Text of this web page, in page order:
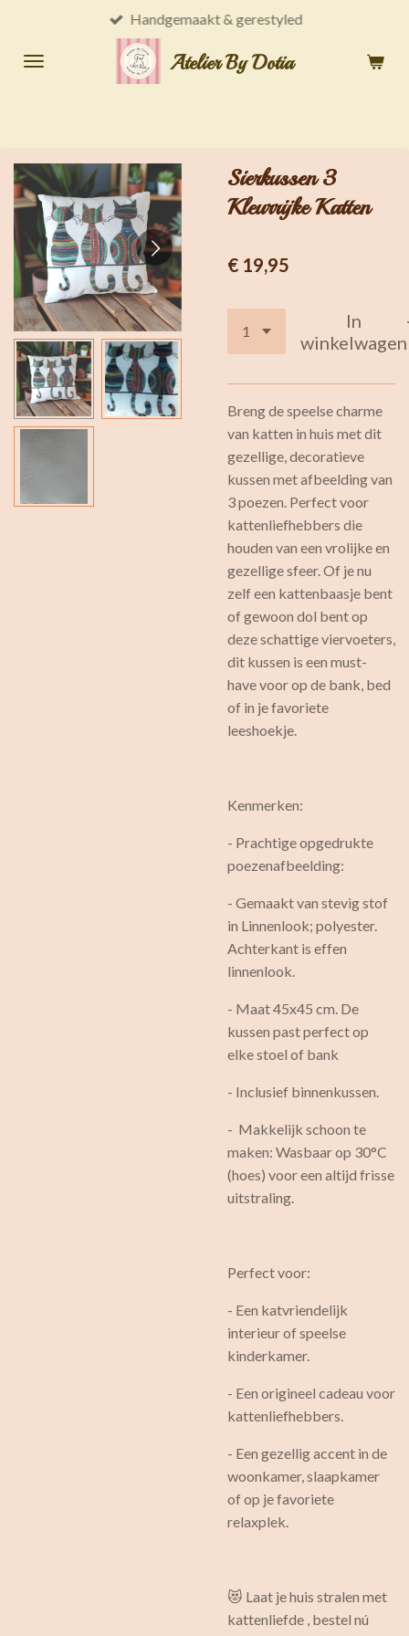
naar
Atelier By Dotia
Handgemaakt & gerestyled
Sierkussen 3
Kleurrijke Katten
€ 19,95
In
winkelwagen
Breng de speelse charme
van katten in huis met dit
gezellige, decoratieve
kussen met afbeelding van
3 poezen. Perfect voor
kattenliefhebbers die
houden van een vrolijke en
gezellige sfeer. Of je nu
zelf een kattenbaasje bent
of gewoon dol bent op
deze schattige viervoeters,
dit kussen is een must-
have voor op de bank, bed
of in je favoriete
leeshoekje.
Kenmerken:
- Prachtige opgedrukte
poezenafbeelding:
- Gemaakt van stevig stof
in Linnenlook; polyester.
Achterkant is effen
linnenlook.
- Maat 45x45 cm. De
kussen past perfect op
elke stoel of bank
- Inclusief binnenkussen.
- Makkelijk schoon te
maken: Wasbaar op 30°C
(hoes) voor een altijd frisse
uitstraling.
Perfect voor:
- Een katvriendelijk
interieur of speelse
kinderkamer.
- Een origineel cadeau voor
kattenliefhebbers.
- Een gezellig accent in de
woonkamer, slaapkamer
of op je favoriete
relaxplek.
😻 Laat je huis stralen met
kattenliefde , bestel nú